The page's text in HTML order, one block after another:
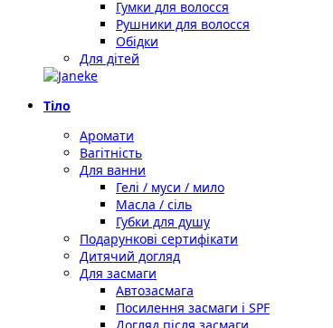
Гумки для волосся
Рушники для волосся
Обідки
Для дітей
Тіло
Аромати
Вагітність
Для ванни
Гелі / муси / мило
Масла / сіль
Губки для душу
Подарункові сертифікати
Дитячий догляд
Для засмаги
Автозасмага
Посилення засмаги і SPF